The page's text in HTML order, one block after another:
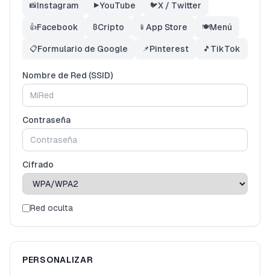
📸Instagram ▶️YouTube 🐦X / Twitter
👍Facebook ₿Cripto 📱 App Store 🍽️Menú
📋Formulario de Google 📌Pinterest 🎵 TikTok
Nombre de Red (SSID)
Contraseña
Cifrado
Red oculta
PERSONALIZAR